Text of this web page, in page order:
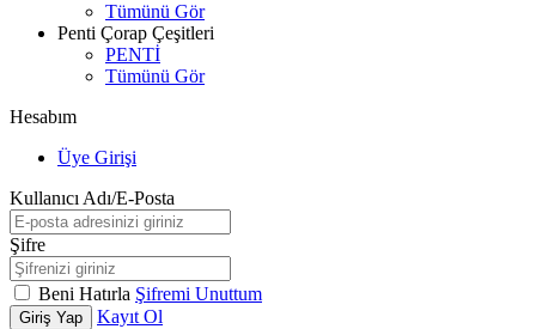
Tümünü Gör
Penti Çorap Çeşitleri
PENTİ
Tümünü Gör
Hesabım
Üye Girişi
Kullanıcı Adı/E-Posta
Şifre
Beni Hatırla Şifremi Unuttum
Giriş Yap
Kayıt Ol